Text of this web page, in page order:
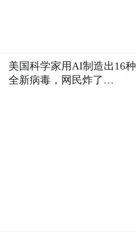
美国科学家用AI制造出16种
全新病毒，网民炸了…